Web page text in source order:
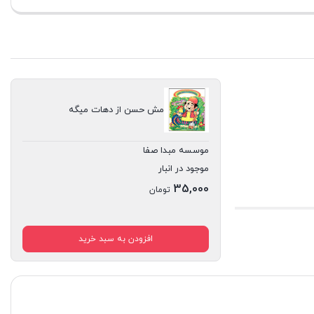
مش حسن از دهات میگه
موسسه مبدا صفا
موجود در انبار
35,000 تومان
افزودن به سبد خرید